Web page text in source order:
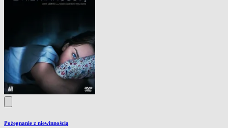
Pożegnanie z niewinnością